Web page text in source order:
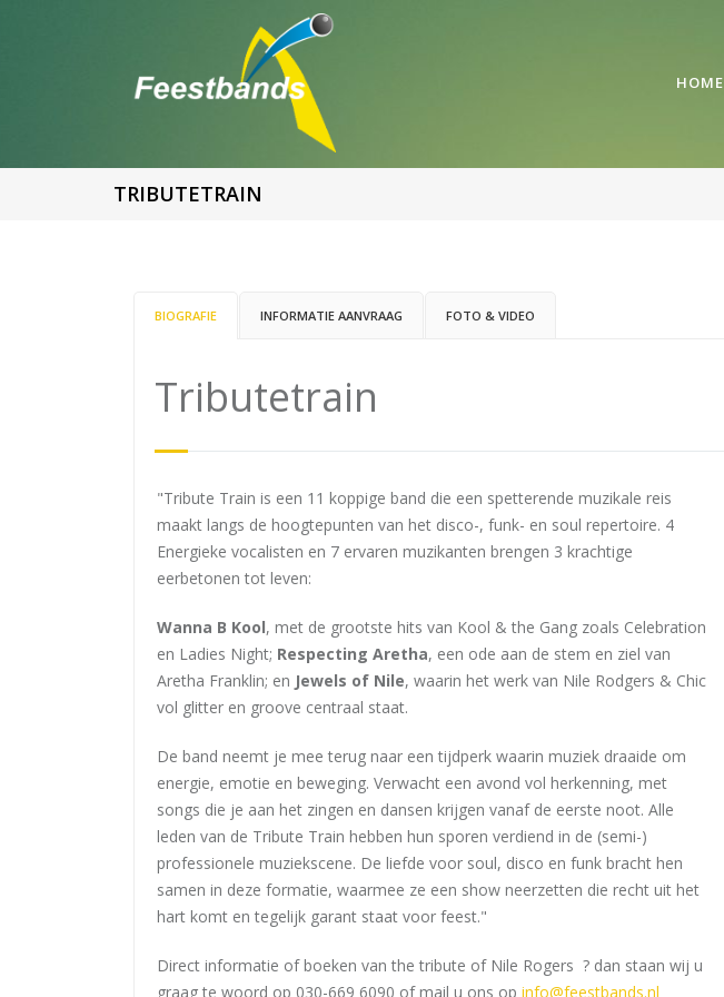
HOME
TRIBUTETRAIN
BIOGRAFIE INFORMATIE AANVRAAG FOTO & VIDEO
Tributetrain
"Tribute Train is een 11 koppige band die een spetterende muzikale reis
maakt langs de hoogtepunten van het disco-, funk- en soul repertoire. 4
Energieke vocalisten en 7 ervaren muzikanten brengen 3 krachtige
eerbetonen tot leven:
Wanna B Kool, met de grootste hits van Kool & the Gang zoals Celebration
en Ladies Night; Respecting Aretha, een ode aan de stem en ziel van
Aretha Franklin; en Jewels of Nile, waarin het werk van Nile Rodgers & Chic
vol glitter en groove centraal staat.
De band neemt je mee terug naar een tijdperk waarin muziek draaide om
energie, emotie en beweging. Verwacht een avond vol herkenning, met
songs die je aan het zingen en dansen krijgen vanaf de eerste noot. Alle
leden van de Tribute Train hebben hun sporen verdiend in de (semi-)
professionele muziekscene. De liefde voor soul, disco en funk bracht hen
samen in deze formatie, waarmee ze een show neerzetten die recht uit het
hart komt en tegelijk garant staat voor feest."
Direct informatie of boeken van the tribute of Nile Rogers ? dan staan wij u
graag te woord op 030-669 6090 of mail u ons op info@feestbands.nl